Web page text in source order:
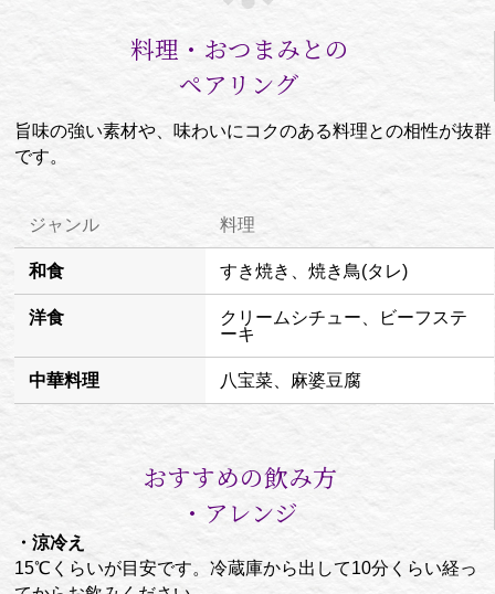
料理・おつまみとの
ペアリング
旨味の強い素材や、味わいにコクのある料理との相性が抜群
です。
ジャンル 料理
和食 すき焼き、焼き鳥(タレ)
洋食
クリームシチュー、ビーフステ
ーキ
中華料理 八宝菜、麻婆豆腐
おすすめの飲み方
・アレンジ
・涼冷え
15℃くらいが目安です。冷蔵庫から出して10分くらい経っ